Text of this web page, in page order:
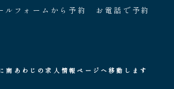
ルフォームから予約 お電話で予約
南あわじの求人情報ページへ移動します